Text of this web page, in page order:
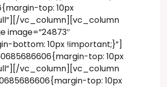
top: 10px
vc_column][vc_column
image=”24873″
bottom: 10px !important;}”]
top: 10px
vc_column][vc_column
top: 10px